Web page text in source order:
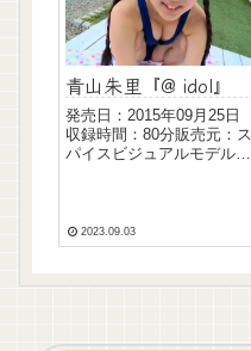
青山朱里『@ idol』
発売日：2015年09月25日
収録時間：80分販売元：ス
パイスビジュアルモデル：
2023.09.03